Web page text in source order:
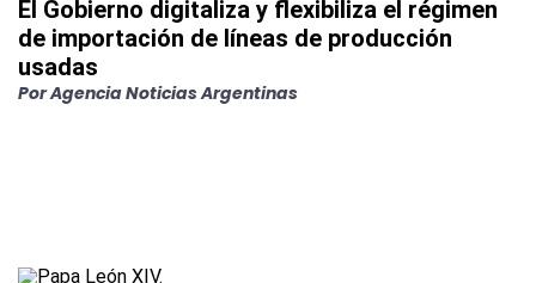
El Gobierno digitaliza y flexibiliza el régimen
de importación de líneas de producción
usadas
PorAgencia Noticias Argentinas